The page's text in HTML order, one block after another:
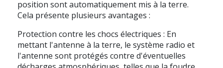
position sont automatiquement mis à la terre.
Cela présente plusieurs avantages :
Protection contre les chocs électriques : En
mettant l'antenne à la terre, le système radio et
l'antenne sont protégés contre d'éventuelles